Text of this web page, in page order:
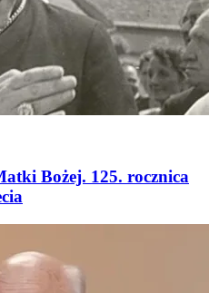
Bożej. 125. rocznica